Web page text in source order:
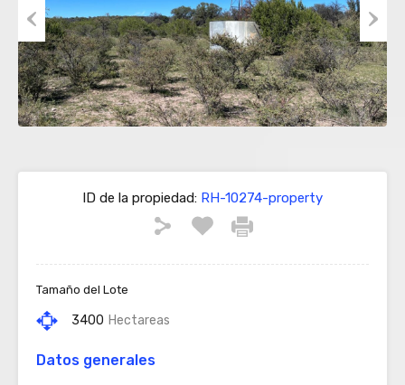
Previous Next
ID de la propiedad: RH-10274-property
Tamaño del Lote
3400 Hectareas
Datos generales